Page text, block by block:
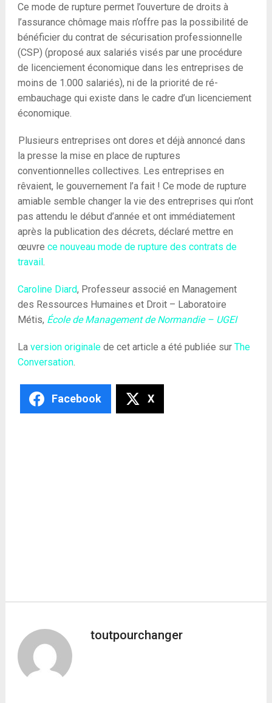
Ce mode de rupture permet l’ouverture de droits à
l’assurance chômage mais n’offre pas la possibilité de
bénéficier du contrat de sécurisation professionnelle
(CSP) (proposé aux salariés visés par une procédure
de licenciement économique dans les entreprises de
moins de 1.000 salariés), ni de la priorité de ré-
embauchage qui existe dans le cadre d’un licenciement
économique.
Plusieurs entreprises ont dores et déjà annoncé dans
la presse la mise en place de ruptures
conventionnelles collectives. Les entreprises en
rêvaient, le gouvernement l’a fait ! Ce mode de rupture
amiable semble changer la vie des entreprises qui n’ont
pas attendu le début d’année et ont immédiatement
après la publication des décrets, déclaré mettre en
œuvre ce nouveau mode de rupture des contrats de
travail.
Caroline Diard, Professeur associé en Management
des Ressources Humaines et Droit – Laboratoire
Métis, École de Management de Normandie – UGEI
La version originalede cet article a été publiée sur The
Conversation.
Facebook X
toutpourchanger